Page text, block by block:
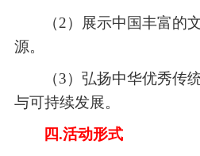
（2）
展示中国丰富的
源。
（3） 弘扬中华优秀传
与可持续发展。
四.活动形式